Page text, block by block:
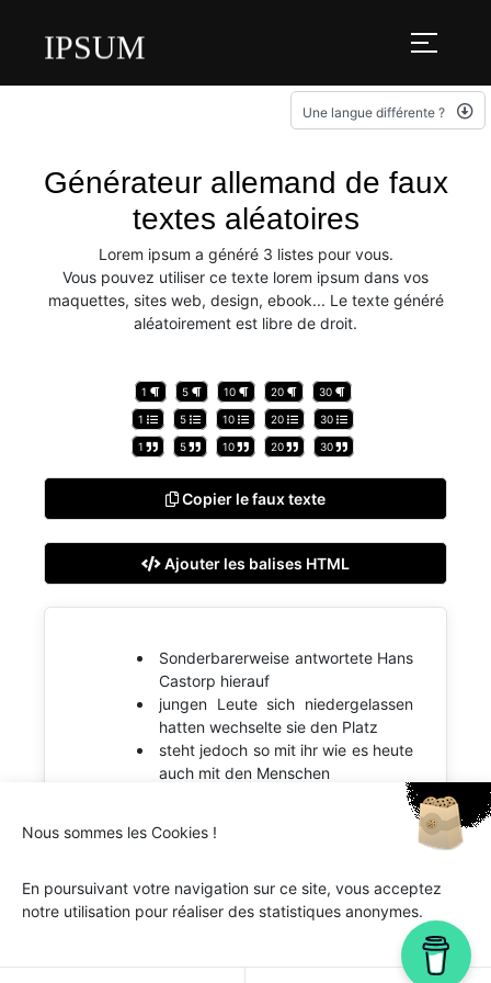
IPSUM
Une langue différente ?
Générateur allemand de faux
textes aléatoires
Lorem ipsum a généré 3 listes pour vous.
Vous pouvez utiliser ce texte lorem ipsum dans vos
maquettes, sites web, design, ebook... Le texte généré
aléatoirement est libre de droit.
1 5 10 20 30
1 5 10 20 30
1 5 10 20 30
Copier le faux texte
Ajouter les balises HTML
Sonderbarerweise antwortete Hans
Castorp hierauf
jungen Leute sich niedergelassen
hatten wechselte sie den Platz
steht jedoch so mit ihr wie es heute
auch mit den Menschen
Ipsum.one © 2018-2026 - Tous droits réservés -
Lorem
Nous sommes les Cookies !
En poursuivant votre navigation sur ce site, vous acceptez
notre utilisation pour réaliser des statistiques anonymes.